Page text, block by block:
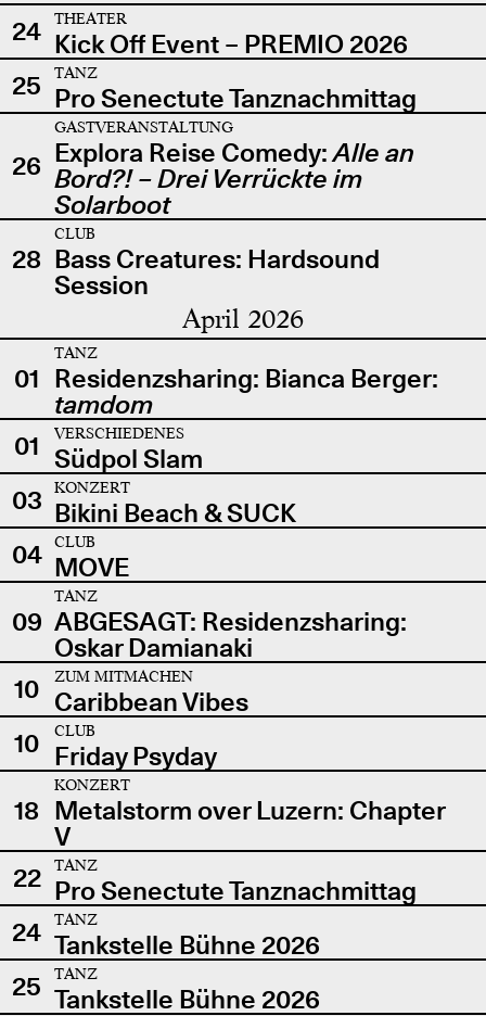
24
THEATER
Kick Off Event – PREMIO 2026
25
TANZ
Pro Senectute Tanznachmittag
26
GASTVERANSTALTUNG
Explora Reise Comedy:Alle an
Bord?! – Drei Verrückte im
Solarboot
28
CLUB
Bass Creatures: Hardsound
Session
April 2026
01
TANZ
Residenzsharing: Bianca Berger:
tamdom
01
VERSCHIEDENES
Südpol Slam
03
KONZERT
Bikini Beach & SUCK
04
CLUB
MOVE
09
TANZ
ABGESAGT: Residenzsharing:
Oskar Damianaki
10
ZUM MITMACHEN
Caribbean Vibes
10
CLUB
Friday Psyday
18
KONZERT
Metalstorm over Luzern: Chapter
V
22
TANZ
Pro Senectute Tanznachmittag
24
TANZ
Tankstelle Bühne 2026
25
TANZ
Tankstelle Bühne 2026